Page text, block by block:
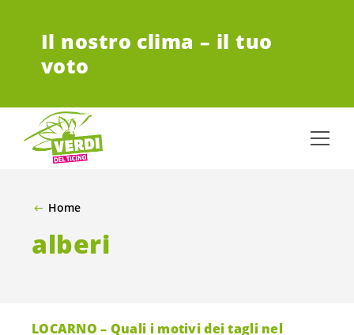
Il nostro clima – il tuo
voto
Home
alberi
LOCARNO – Quali i motivi dei tagli nel